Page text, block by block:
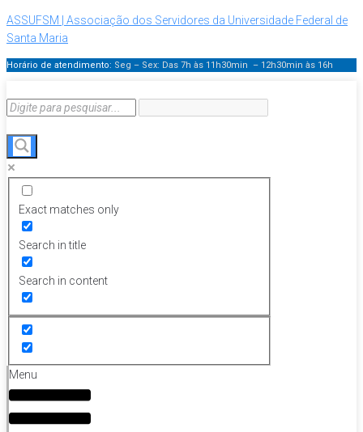
ASSUFSM | Associação dos Servidores da Universidade Federal de
Santa Maria
Horário de atendimento: Seg – Sex: Das 7h às 11h30min – 12h30min às 16h
Exact matches only
Search in title
Search in content
Menu